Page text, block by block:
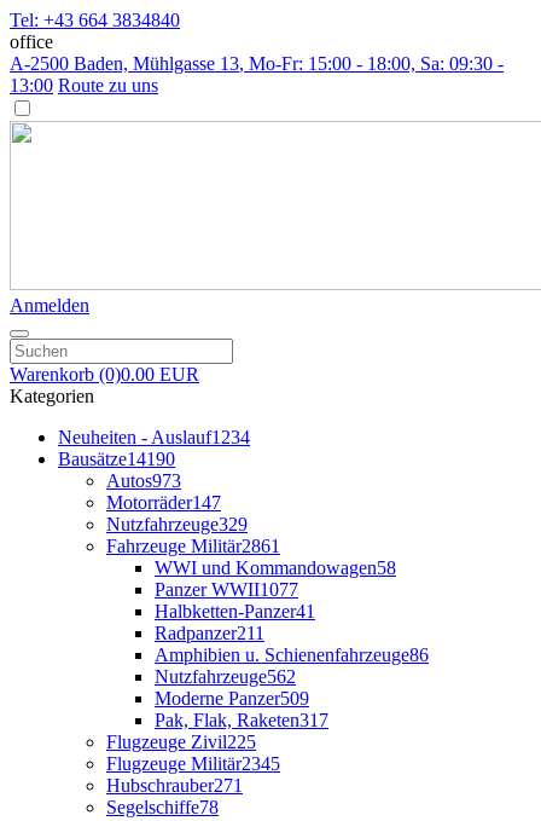
Tel: +43 664 3834840
office
A-2500 Baden, Mühlgasse 13, Mo-Fr: 15:00 - 18:00, Sa: 09:30 -
13:00 Route zu uns
Anmelden
Warenkorb (0)0.00 EUR
Kategorien
Neuheiten - Auslauf1234
Bausätze14190
Autos973
Motorräder147
Nutzfahrzeuge329
Fahrzeuge Militär2861
WWI und Kommandowagen58
Panzer WWII1077
Halbketten-Panzer41
Radpanzer211
Amphibien u. Schienenfahrzeuge86
Nutzfahrzeuge562
Moderne Panzer509
Pak, Flak, Raketen317
Flugzeuge Zivil225
Flugzeuge Militär2345
Hubschrauber271
Segelschiffe78